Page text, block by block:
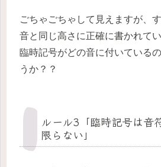
ごちゃごちゃして見えますが、
音と同じ高さに正確に書かれて
臨時記号がどの音に付いている
うか？？
ルール3「臨時記号は音
限らない」